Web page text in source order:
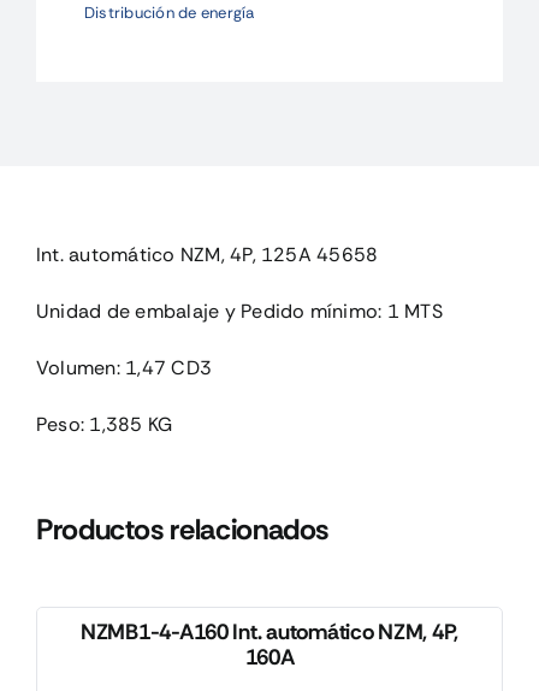
Int.
Distribución de energía
Int. automático NZM, 4P, 125A 45658
Unidad de embalaje y Pedido mínimo: 1 MTS
Volumen: 1,47 CD3
Peso: 1,385 KG
Productos relacionados
NZMB1-4-A160 Int. automático NZM, 4P,
160A